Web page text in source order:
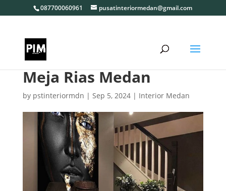
087700060961 pusatinteriormedan@gmail.com
Meja Rias Medan
by pstinteriormdn | Sep 5, 2024| Interior Medan